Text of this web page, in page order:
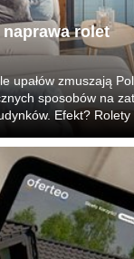
rolet
upałów zmuszają
sposobów na
Efekt? Rolety
nagrzewaniem